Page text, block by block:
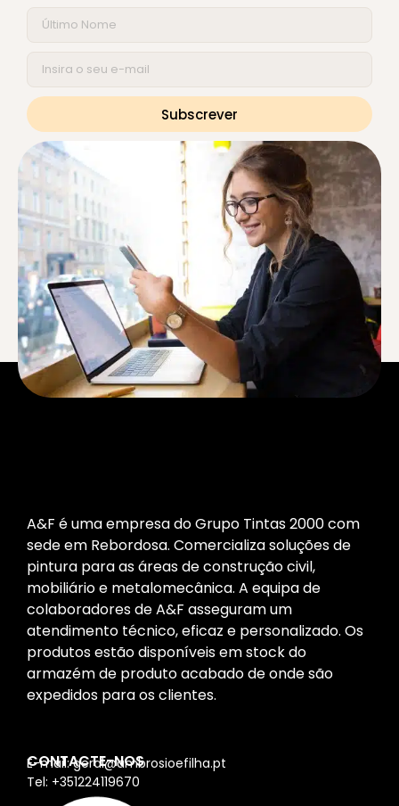
Subscrever
A&F é uma empresa do Grupo Tintas 2000 com
sede em Rebordosa. Comercializa soluções de
pintura para as áreas de construção civil,
mobiliário e metalomecânica. A equipa de
colaboradores de A&F asseguram um
atendimento técnico, eficaz e personalizado. Os
produtos estão disponíveis em stock do
armazém de produto acabado de onde são
expedidos para os clientes.
CONTACTE-NOS
E-mail: geral@ambrosioefilha.pt
Tel: +351224119670